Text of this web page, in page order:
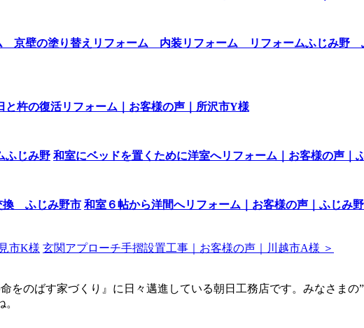
と杵の復活リフォーム｜お客様の声｜所沢市Y様
和室にベッドを置くために洋室へリフォーム｜お客様の声｜
和室６帖から洋間へリフォーム｜お客様の声｜ふじみ
市K様 玄関アプローチ手摺設置工事｜お客様の声｜川越市A様 ＞
をのばす家づくり』に日々邁進している朝日工務店です。みなさま